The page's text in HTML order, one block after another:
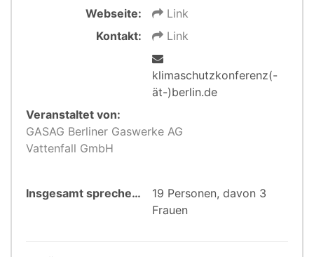
Webseite:
Link
Kontakt:
Link
klimaschutzkonferenz(-
ät-)berlin.de
Veranstaltet von:
GASAG Berliner Gaswerke AG
Vattenfall GmbH
Insgesamt sprechen:
19 Personen, davon 3
Frauen